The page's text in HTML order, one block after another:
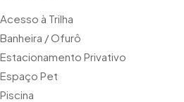
Acesso à Trilha
Banheira / Ofurô
Estacionamento Privativo
Espaço Pet
Piscina